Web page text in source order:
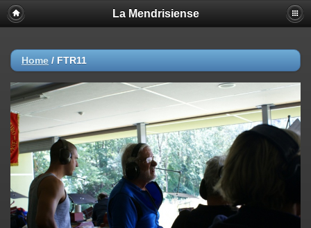
La Mendrisiense
Home / FTR11